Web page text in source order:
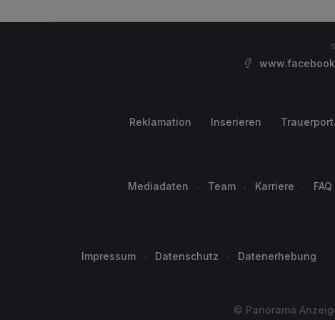
Reklamation Inserieren
Mediadaten Team Karriere FAQ
Impressum Datenschutz Datenerhebung
© Panorama